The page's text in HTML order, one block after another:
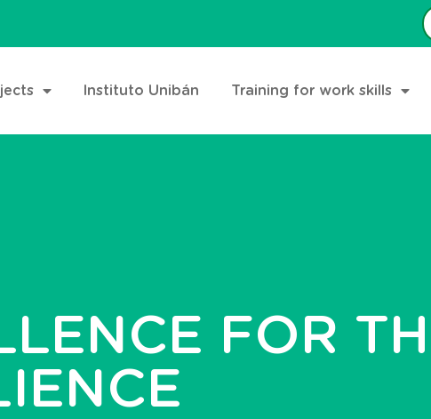
Instituto Unibán Training for work skills
FOR